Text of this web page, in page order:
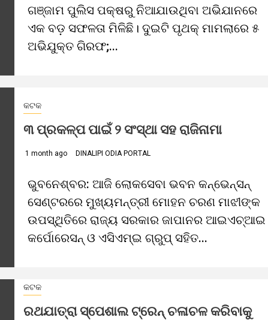
ଗଞ୍ଜାମ ପୁଲିସ ପକ୍ଷରୁ ନିଆଯାଉଥିବା ଅଭିଯାନରେ
ଏକ ବଡ଼ ସଫଳତା ମିଳିଛି। ଦୁଇଟି ପୃଥକ୍ ମାମଲାରେ ୫
ଅଭିଯୁକ୍ତ ଗିରଫ;...
କଟକ
୩ ପ୍ରକଳ୍ପ ପାଇଁ ୨ ସଂସ୍ଥା ସହ ରାଜିନାମା
1 month ago DINALIPI ODIA PORTAL
ଭୁବନେଶ୍ବର: ଆଜି ଲୋକସେବା ଭବନ କନ୍‌ଭେନ୍‌ସନ୍
ସେଣ୍ଟରରେ ମୁଖ୍ୟମନ୍ତ୍ରୀ ମୋହନ ଚରଣ ମାଝୀଙ୍କ
ଉପସ୍ଥିତିରେ ରାଜ୍ୟ ସରକାର ଜାପାନର ଆଇଏଚ୍‌ଆଇ
କର୍ପୋରେସନ୍‌ ଓ ଏସିଏମ୍‌ଇ ଗ୍ରୁପ୍‌ ସହିତ...
କଟକ
ରଥଯାତ୍ରା ସ୍ପେଶାଲ ଟ୍ରେନ୍ ଚଳାଚଳ କରିବାକୁ